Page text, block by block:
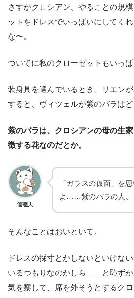
さすがクロシアン、やることの規
ットをドレスでいっぱいにしてく
な〜。
ついでに私のクローゼットもいっぱ
装身具を選んでいるとき、リエン
すると、ヴィツェルが紫のバラはど
紫のバラは、クロシアンの母の生
徴する花なのだとか。
管理人
「ガラスの仮面」を
よ……紫のバラの人。
そんなことはおいといて。
ドレスの採寸とかしないといけな
いるつもりなのかしら……と恥ずか
気を察して、席を外そうとするクロ